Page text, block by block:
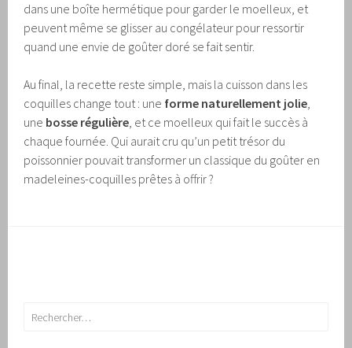
dans une boîte hermétique pour garder le moelleux, et
peuvent même se glisser au congélateur pour ressortir
quand une envie de goûter doré se fait sentir.
Au final, la recette reste simple, mais la cuisson dans les
coquilles change tout : une forme naturellement jolie,
une bosse régulière, et ce moelleux qui fait le succès à
chaque fournée. Qui aurait cru qu’un petit trésor du
poissonnier pouvait transformer un classique du goûter en
madeleines-coquilles prêtes à offrir ?
Rechercher :